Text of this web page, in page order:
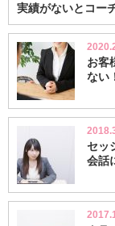
実績がないとコー
お客
ない
セッ
会話